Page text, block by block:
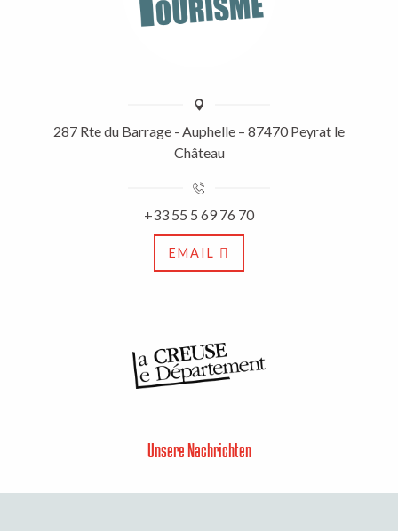
287 Rte du Barrage - Auphelle – 87470 Peyrat le
Château
+33 55 5 69 76 70
EMAIL
Unsere Nachrichten